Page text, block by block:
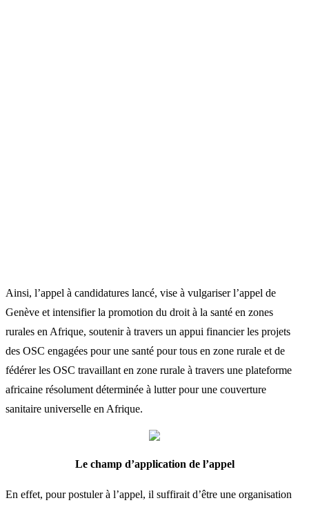
Ainsi, l’appel à candidatures lancé, vise à vulgariser l’appel de
Genève et intensifier la promotion du droit à la santé en zones
rurales en Afrique, soutenir à travers un appui financier les projets
des OSC engagées pour une santé pour tous en zone rurale et de
fédérer les OSC travaillant en zone rurale à travers une plateforme
africaine résolument déterminée à lutter pour une couverture
sanitaire universelle en Afrique.
Le champ d’application de l’appel
En effet, pour postuler à l’appel, il suffirait d’être une organisation